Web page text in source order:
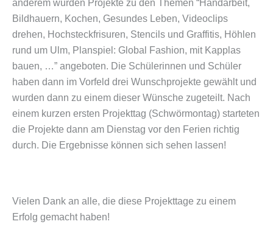
anderem wurden Projekte zu den Themen “Handarbeit,
Bildhauern, Kochen, Gesundes Leben, Videoclips
drehen, Hochsteckfrisuren, Stencils und Graffitis, Höhlen
rund um Ulm, Planspiel: Global Fashion, mit Kapplas
bauen, …” angeboten. Die Schülerinnen und Schüler
haben dann im Vorfeld drei Wunschprojekte gewählt und
wurden dann zu einem dieser Wünsche zugeteilt. Nach
einem kurzen ersten Projekttag (Schwörmontag) starteten
die Projekte dann am Dienstag vor den Ferien richtig
durch. Die Ergebnisse können sich sehen lassen!
Vielen Dank an alle, die diese Projekttage zu einem
Erfolg gemacht haben!